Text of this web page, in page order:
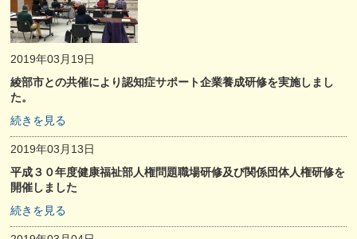
2019年03月19日
綾部市との共催により認知症サポート企業養成研修を実施しまし
た。
続きを見る
2019年03月13日
平成３０年度健康福祉部人権問題職場研修及び関係団体人権研修を
開催しました
続きを見る